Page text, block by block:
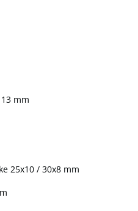
mm
25x10 / 30x8 mm